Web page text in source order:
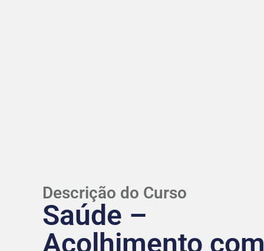
Descrição do Curso
Saúde –
Acolhimento